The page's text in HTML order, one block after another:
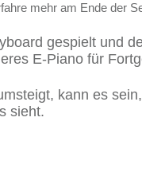
mehr am Ende der
gespielt und
E-Piano für
kann es
sieht.